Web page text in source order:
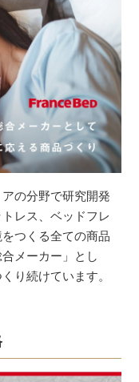
の分野で研究開発
レス、ベッドフレ
つくる全ての商品
メーカー」とし
り続けています。